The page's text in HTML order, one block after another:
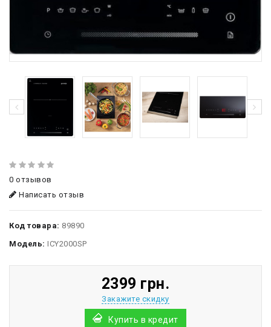
0 отзывов
Написать отзыв
Код товара: 89890
Модель: ICY2000SP
2399 грн.
Закажите скидку
Купить в кредит